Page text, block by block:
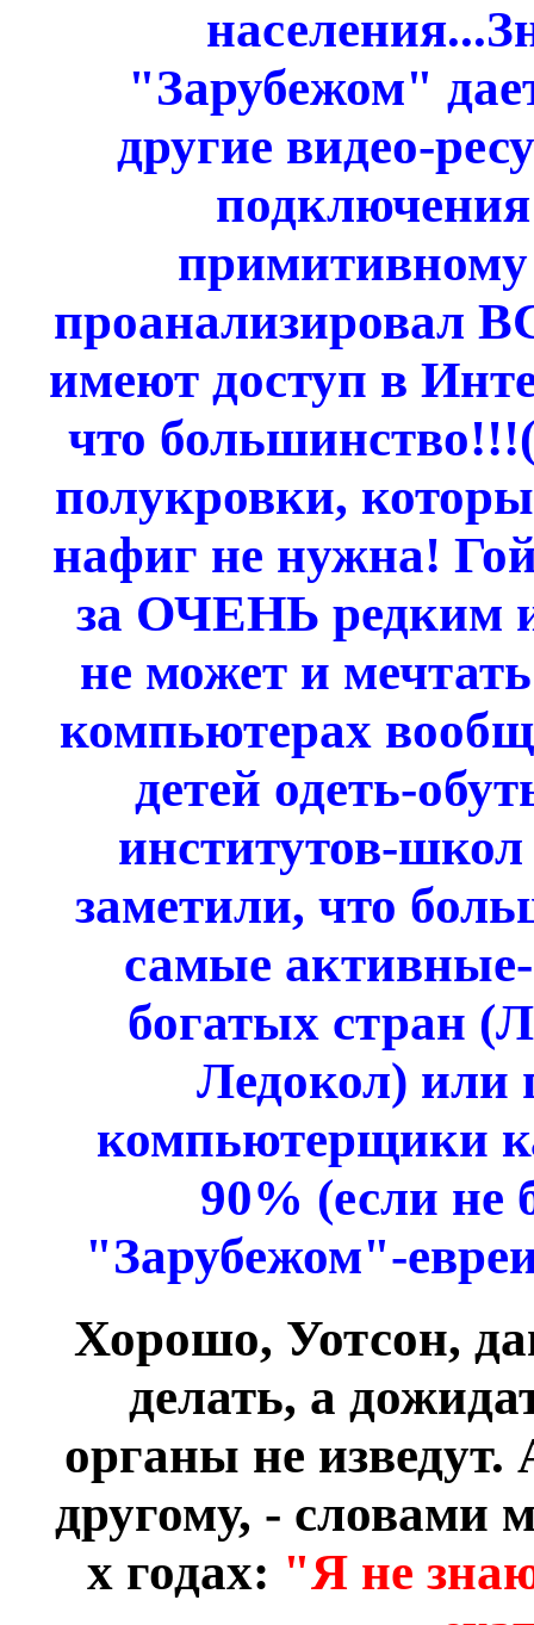
"Зарубежом"
другие видео-
проанализировал
имеют доступ в
что
полукровки,
нафиг не нужна!
за ОЧЕНЬ
не может и
компьютерах
детей одеть-
институтов-
заметили, что
самые
богатых стран
Ледокол) или
компьютерщики
90% (если
"Зарубежом"-
Хорошо, Уотсон,
делать, а
органы не
другому, - словами
х годах: "Я не